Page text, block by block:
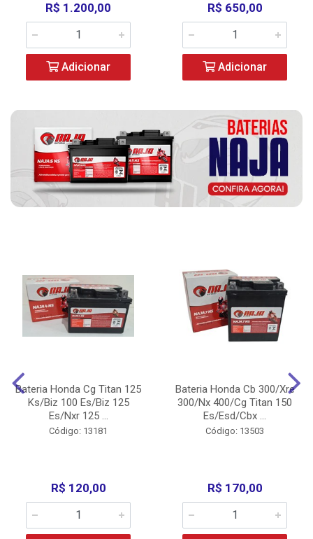
R$ 1.200,00
Adicionar
R$ 650,00
Adicionar
Bateria Honda Cg Titan 125
Ks/Biz 100 Es/Biz 125
Es/Nxr 125 ...
Código: 13181
R$ 120,00
Bateria Honda Cb 300/Xre
300/Nx 400/Cg Titan 150
Es/Esd/Cbx ...
Código: 13503
R$ 170,00